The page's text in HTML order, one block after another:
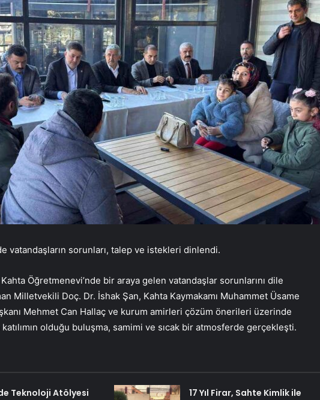
vatandaşların sorunları, talep ve istekleri dinlendi.
Kahta Öğretmenevi’nde bir araya gelen vatandaşlar sorunlarını dile
Milletvekili Doç. Dr. İshak Şan, Kahta Kaymakamı Muhammet Üsame
Mehmet Can Hallaç ve kurum amirleri çözüm önerileri üzerinde
olduğu buluşma, samimi ve sıcak bir atmosferde gerçekleşti.
Teknoloji Atölyesi
17 Yıl Firar, Sahte Kimlik ile